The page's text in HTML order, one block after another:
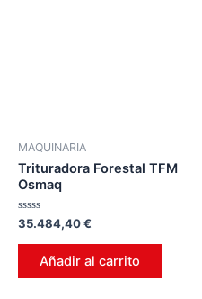
MAQUINARIA
Trituradora Forestal TFM
Osmaq
Valorado
en
0
35.484,40€
Añadir al carrito